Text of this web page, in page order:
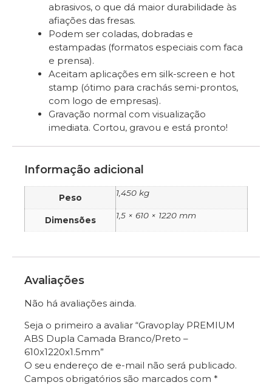
abrasivos, o que dá maior durabilidade às
afiações das fresas.
Podem ser coladas, dobradas e
estampadas (formatos especiais com faca
e prensa).
Aceitam aplicações em silk-screen e hot
stamp (ótimo para crachás semi-prontos,
com logo de empresas).
Gravação normal com visualização
imediata. Cortou, gravou e está pronto!
Informação adicional
Peso 1,450 kg
Dimensões 1,5 × 610 × 1220 mm
Avaliações
Não há avaliações ainda.
Seja o primeiro a avaliar “Gravoplay PREMIUM
ABS Dupla Camada Branco/Preto –
610x1220x1.5mm”
O seu endereço de e-mail não será publicado.
Campos obrigatórios são marcados com *